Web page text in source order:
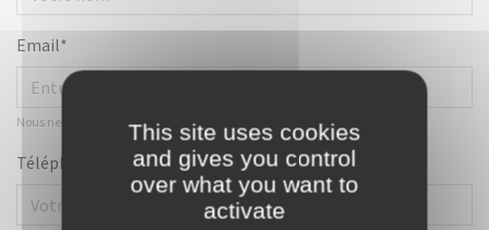
Email*
Nous ne communiquons pas votre email
Téléphone**
This site uses cookies
and gives you control
over what you want to
activate